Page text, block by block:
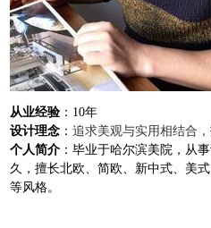
从业经验：10年
设计理念： 追求美观与实用相结合
个人简介： 毕业于哈尔滨美院，从
久，擅长北欧、简欧、新中式、美
等风格。